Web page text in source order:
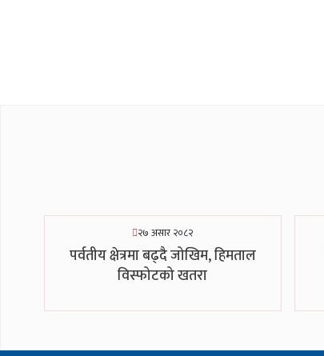
२७ असार २०८२
पर्वतीय क्षेत्रमा बढ्दै जोखिम, हिमताल
विस्फोटको खतरा